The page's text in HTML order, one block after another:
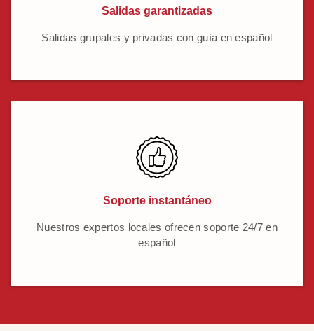
Salidas garantizadas
Salidas grupales y privadas con guía en español
Soporte instantáneo
Nuestros expertos locales ofrecen soporte 24/7 en
español